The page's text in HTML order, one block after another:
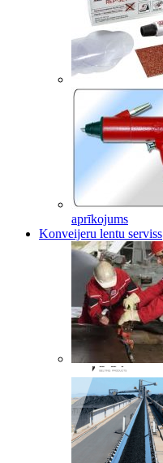
aprīkojums
Konveijeru lentu serviss